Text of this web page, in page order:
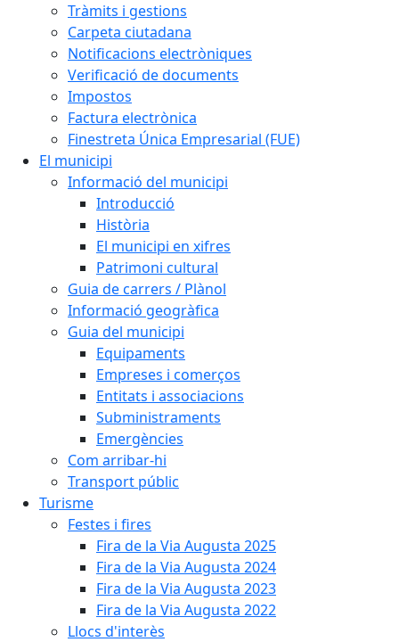
Tràmits i gestions
Carpeta ciutadana
Notificacions electròniques
Verificació de documents
Impostos
Factura electrònica
Finestreta Única Empresarial (FUE)
El municipi
Informació del municipi
Introducció
Història
El municipi en xifres
Patrimoni cultural
Guia de carrers / Plànol
Informació geogràfica
Guia del municipi
Equipaments
Empreses i comerços
Entitats i associacions
Subministraments
Emergències
Com arribar-hi
Transport públic
Turisme
Festes i fires
Fira de la Via Augusta 2025
Fira de la Via Augusta 2024
Fira de la Via Augusta 2023
Fira de la Via Augusta 2022
Llocs d'interès